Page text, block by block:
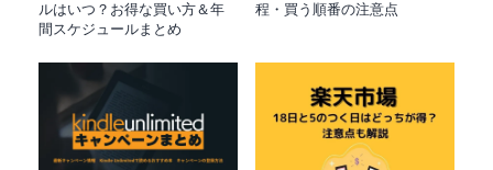
ルはいつ？お得な買い方＆年
間スケジュールまとめ
程・買う順番の注意点